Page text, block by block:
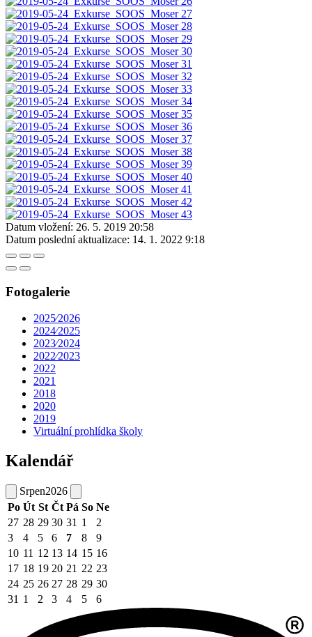
Datum vložení: 26. 5. 2019 20:58
Datum poslední aktualizace: 14. 1. 2022 9:18
Fotogalerie
2025⁄2026
2024⁄2025
2023⁄2024
2022⁄2023
2022
2021
2018
2020
2019
Virtuální prohlídka školy
Kalendář
Srpen2026
Po Út St Čt Pá So Ne
27 28 29 30 31 1
2
3
4 5 6 7 8
9
10 11 12 13 14 15 16
17 18 19 20 21 22 23
24 25 26 27 28 29 30
31 1 2 3 4 5 6